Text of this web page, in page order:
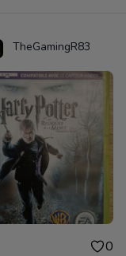
TheGamingR83
0